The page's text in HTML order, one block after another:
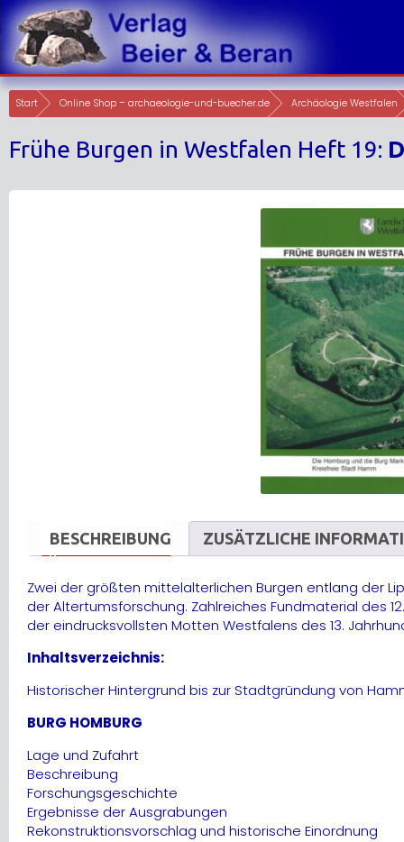
Skip
to
content
Start Online Shop – archaeologie-und-buecher.de Archäologie Westfalen
Frühe Burgen in Westfalen Heft 19:
BESCHREIBUNG ZUSÄTZLICHE
Zwei der größten mittelalterlichen Burgen entlang der
der Altertumsforschung. Zahlreiches Fundmaterial des
der eindrucksvollsten Motten Westfalens des 13.
Inhaltsverzeichnis:
Historischer Hintergrund bis zur Stadtgründung von
BURG HOMBURG
Lage und Zufahrt
Beschreibung
Forschungsgeschichte
Ergebnisse der Ausgrabungen
Rekonstruktionsvorschlag und historische Einordnung